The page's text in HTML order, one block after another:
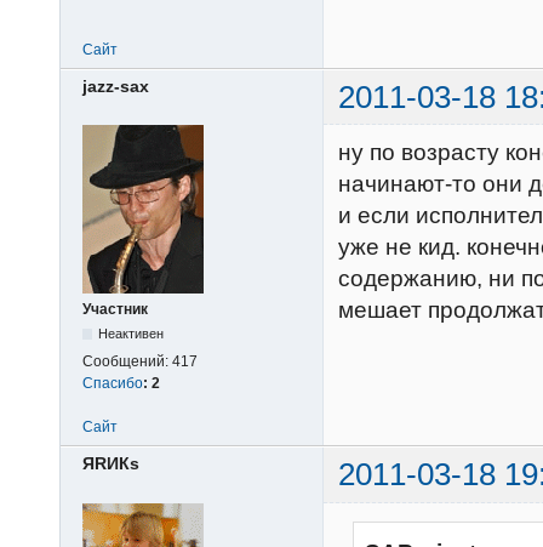
Сайт
jazz-sax 2011-03-18
Участник
Неактивен
Сообщений: 417
Спасибо: 2
ну по возрасту
начинают-то они
и если
уже не кид.
содержанию, ни
мешает
Сайт
ЯRИКs 2011-03-18